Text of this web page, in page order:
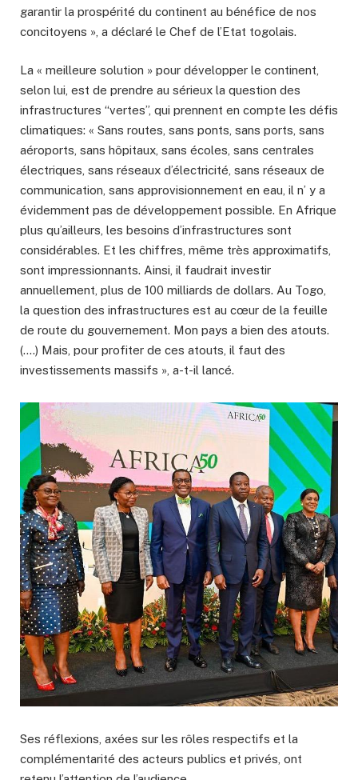
garantir la prospérité du continent au bénéfice de nos
concitoyens », a déclaré le Chef de l’Etat togolais.
La « meilleure solution » pour développer le continent,
selon lui, est de prendre au sérieux la question des
infrastructures “vertes”, qui prennent en compte les défis
climatiques: « Sans routes, sans ponts, sans ports, sans
aéroports, sans hôpitaux, sans écoles, sans centrales
électriques, sans réseaux d’électricité, sans réseaux de
communication, sans approvisionnement en eau, il n’ y a
évidemment pas de développement possible. En Afrique
plus qu’ailleurs, les besoins d’infrastructures sont
considérables. Et les chiffres, même très approximatifs,
sont impressionnants. Ainsi, il faudrait investir
annuellement, plus de 100 milliards de dollars. Au Togo,
la question des infrastructures est au cœur de la feuille
de route du gouvernement. Mon pays a bien des atouts.
(….) Mais, pour profiter de ces atouts, il faut des
investissements massifs », a-t-il lancé.
Ses réflexions, axées sur les rôles respectifs et la
complémentarité des acteurs publics et privés, ont